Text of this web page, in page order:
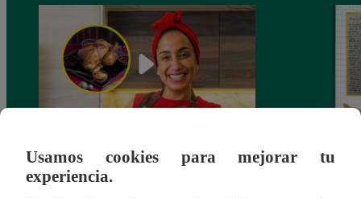
¿Por qué Nelly Rossinelli se volvió viral
antes de Navidad?
La
Usamos cookies para mejorar tu
experiencia.